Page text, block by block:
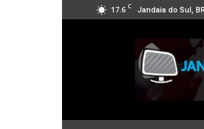
17.6 C Jandaia do Sul,
Jandaia
Online